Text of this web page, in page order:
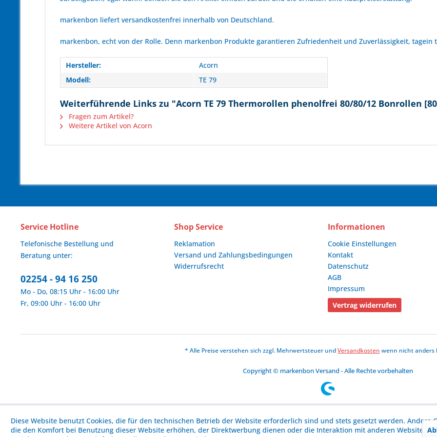
markenbon liefert versandkostenfrei innerhalb von Deutschland.
markenbon, echt von der Rolle. Denn markenbon Produkte garantieren Zufriedenheit und Zuverlässigkeit, tagein
Hersteller:
Acorn
Modell:
TE 79
Weiterführende Links zu "Acorn TE 79 Thermorollen phenolfrei 80/80/12 Bonrollen
Fragen zum Artikel?
Weitere Artikel von Acorn
Service Hotline
Telefonische Bestellung und
Beratung unter:
02254 - 94 16 250
Mo - Do, 08:15 Uhr - 16:00 Uhr
Fr, 09:00 Uhr - 16:00 Uhr
Shop Service
Reklamation
Versand und Zahlungsbedingungen
Widerrufsrecht
Informationen
Cookie Einstellungen
Kontakt
Datenschutz
AGB
Impressum
Vertrag widerrufen
* Alle Preise verstehen sich zzgl. Mehrwertsteuer undVersandkosten wenn nicht anders
Copyright © markenbon Versand - Alle Rechte vorbehalten
Diese Website benutzt Cookies, die für den technischen Betrieb der Website erforderlich sind und stets gesetzt werden. Andere
die den Komfort bei Benutzung dieser Website erhöhen, der Direktwerbung dienen oder die Interaktion mit anderen Websites